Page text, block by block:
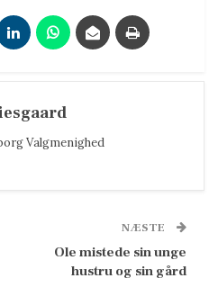
Valgmenighed
NÆSTE
Ole mistede sin unge
hustru og sin gård